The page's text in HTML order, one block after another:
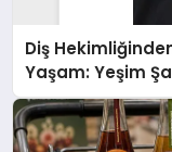
Diş
Yaşam: Yeşim